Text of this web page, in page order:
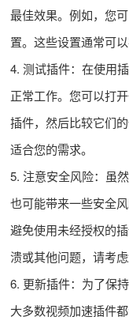
最佳效果。例如，您
置。这些设置通常可
4. 测试插件：在使用
正常工作。您可以打
插件，然后比较它们
适合您的需求。
5. 注意安全风险：虽
也可能带来一些安全
避免使用未经授权的
溃或其他问题，请考
6. 更新插件：为了保
大多数视频加速插件